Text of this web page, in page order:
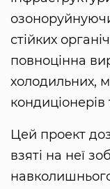
стійких
повноцінна
холодильних,
кондиціонерів
Цей проект
взяті на неї